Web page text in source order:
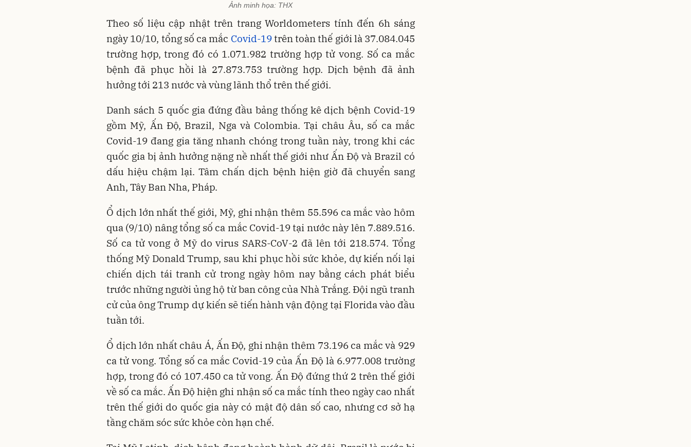
Ảnh minh họa: THX
Theo số liệu cập nhật trên trang Worldometers tính đến 6h sáng
ngày 10/10, tổng số ca mắc Covid-19trên toàn thế giới là 37.084.045
trường hợp, trong đó có 1.071.982 trường hợp tử vong. Số ca mắc
bệnh đã phục hồi là 27.873.753 trường hợp. Dịch bệnh đã ảnh
hưởng tới 213 nước và vùng lãnh thổ trên thế giới.
Danh sách 5 quốc gia đứng đầu bảng thống kê dịch bệnh Covid-19
gồm Mỹ, Ấn Độ, Brazil, Nga và Colombia. Tại châu Âu, số ca mắc
Covid-19 đang gia tăng nhanh chóng trong tuần này, trong khi các
quốc gia bị ảnh hưởng nặng nề nhất thế giới như Ấn Độ và Brazil có
dấu hiệu chậm lại. Tâm chấn dịch bệnh hiện giờ đã chuyển sang
Anh, Tây Ban Nha, Pháp.
Ổ dịch lớn nhất thế giới, Mỹ, ghi nhận thêm 55.596 ca mắc vào hôm
qua (9/10) nâng tổng số ca mắc Covid-19 tại nước này lên 7.889.516.
Số ca tử vong ở Mỹ do virus SARS-CoV-2 đã lên tới 218.574. Tổng
thống Mỹ Donald Trump, sau khi phục hồi sức khỏe, dự kiến nối lại
chiến dịch tái tranh cử trong ngày hôm nay bằng cách phát biểu
trước những người ủng hộ từ ban công của Nhà Trắng. Đội ngũ tranh
cử của ông Trump dự kiến sẽ tiến hành vận động tại Florida vào đầu
tuần tới.
Ổ dịch lớn nhất châu Á, Ấn Độ, ghi nhận thêm 73.196 ca mắc và 929
ca tử vong. Tổng số ca mắc Covid-19 của Ấn Độ là 6.977.008 trường
hợp, trong đó có 107.450 ca tử vong. Ấn Độ đứng thứ 2 trên thế giới
về số ca mắc. Ấn Độ hiện ghi nhận số ca mắc tính theo ngày cao nhất
trên thế giới do quốc gia này có mật độ dân số cao, nhưng cơ sở hạ
tầng chăm sóc sức khỏe còn hạn chế.